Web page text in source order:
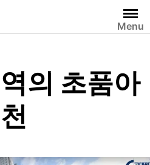
Menu
의 초품아